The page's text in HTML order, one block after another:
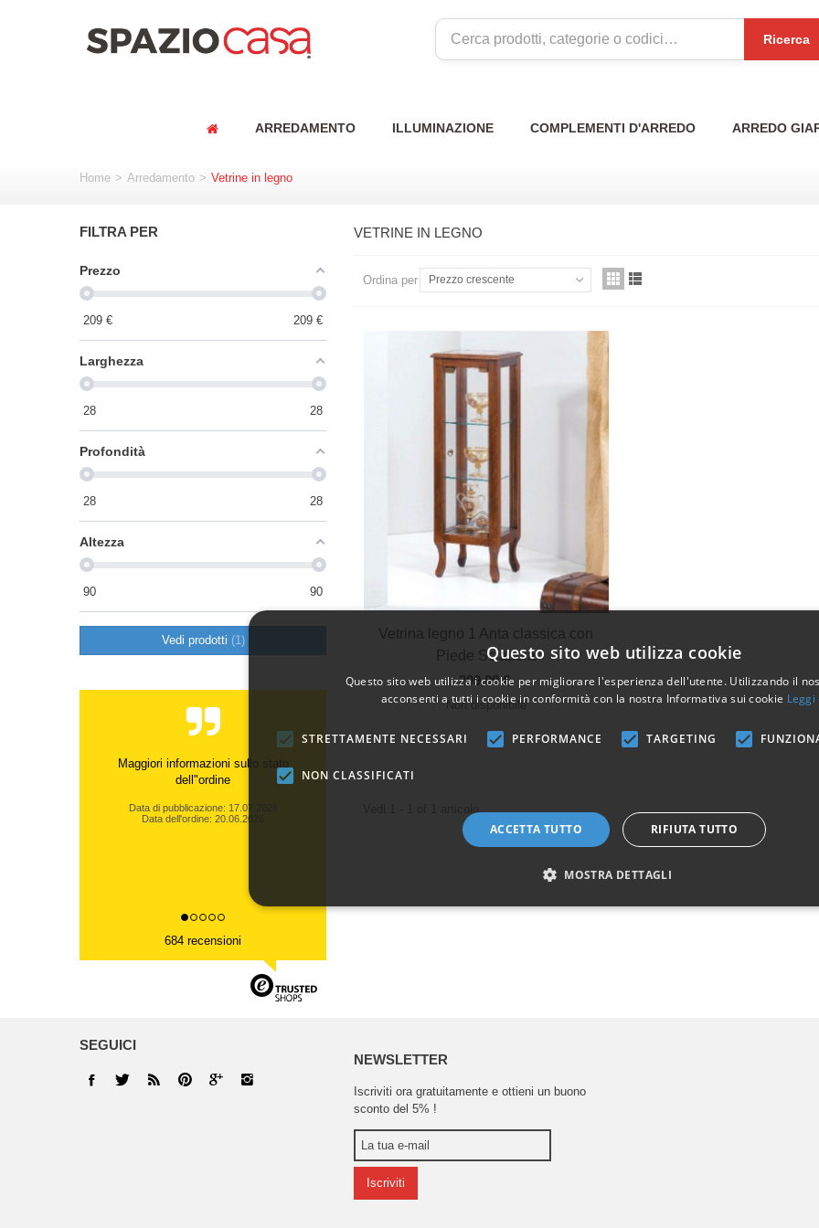
Ricerca
ARREDAMENTO ILLUMINAZIONE COMPLEMENTI D'ARREDO ARREDO
Home > Arredamento > Vetrine in legno
FILTRA PER
Prezzo
209 € 209 €
Larghezza
28 28
Profondità
28 28
Altezza
90 90
Vedi prodotti 1
Maggiori informazioni sullo stato
dell"ordine
Data di pubblicazione: 17.07.2026
Data dell'ordine: 20.06.2026
684 recensioni
VETRINE IN LEGNO
Ordina per Prezzo crescente
Vista veloce
Vetrina legno 1 Anta classica con
Piede Sciabola
209,00 €
Non disponibile
SEGUICI
NEWSLETTER
Iscriviti ora gratuitamente e ottieni un buono
sconto del 5% !
Iscriviti
Questo sito web utilizza cookie
Questo sito web utilizza i cookie per migliorare l'esperienza dell'utente. Utilizzando il
acconsenti a tutti i cookie in conformità con la nostra Informativa sui cookie
STRETTAMENTE NECESSARI PERFORMANCE TARGETING
NON CLASSIFICATI
ACCETTA TUTTO RIFIUTA TUTTO
MOSTRA DETTAGLI